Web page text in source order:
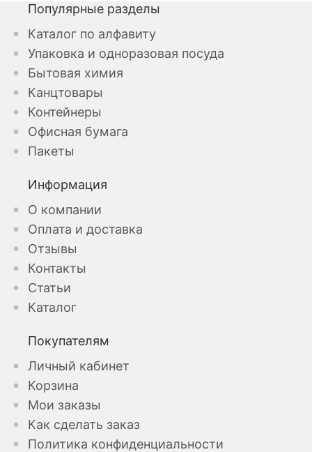
Популярные разделы
Каталог по алфавиту
Упаковка и одноразовая посуда
Бытовая химия
Канцтовары
Контейнеры
Офисная бумага
Пакеты
Информация
О компании
Оплата и доставка
Отзывы
Контакты
Статьи
Каталог
Покупателям
Личный кабинет
Корзина
Мои заказы
Как сделать заказ
Политика конфиденциальности